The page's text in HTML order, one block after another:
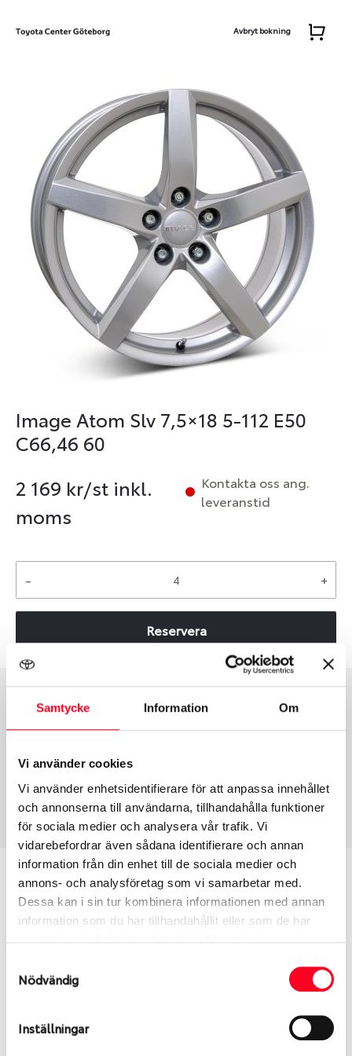
Samtycke Information Om
Vi använder cookies
Vi använder enhetsidentifierare för att anpassa innehållet
och annonserna till användarna, tillhandahålla funktioner
för sociala medier och analysera vår trafik. Vi
vidarebefordrar även sådana identifierare och annan
information från din enhet till de sociala medier och
annons- och analysföretag som vi samarbetar med.
Dessa kan i sin tur kombinera informationen med annan
information som du har tillhandahållit eller som de har
Nödvändig
Inställningar
Avbryt bokning
Image Atom Slv 7,5×18 5-112 E50
C66,46 60
2 169 kr/st inkl.
moms
Kontakta oss ang.
leveranstid
- +
Reservera
Group
Fälg PV/C LM
Tum
18
50
Centre Diameter
112
Art nummer
13892
Passar denna fälg min bil?
Ange registreringsnummer för att se om den fälg
Ibland kan fälgen ha bytts ut under årens lopp och
inte vara samma dimension som bilen hade ut från